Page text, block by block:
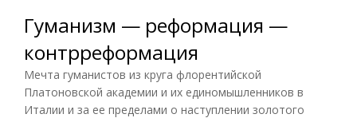
Гуманизм — реформация —
контрреформация
Мечта гуманистов из круга флорентийской
Платоновской академии и их единомышленников в
Италии и за ее пределами о наступлении золотого